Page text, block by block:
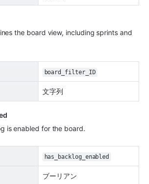
the board view, including sprints and
board_filter_ID
文字列
is enabled for the board.
has_backlog_enabled
ブーリアン